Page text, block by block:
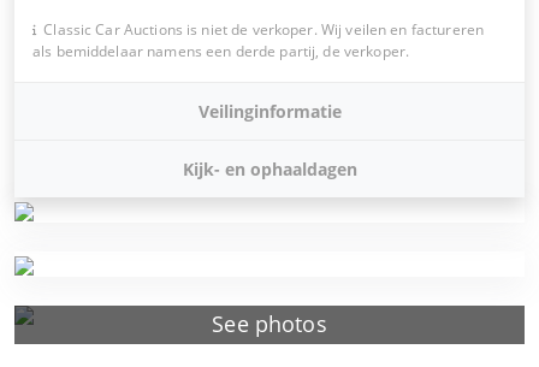
See photos
Classic Car Auctions is niet de verkoper. Wij veilen en factureren
als bemiddelaar namens een derde partij, de verkoper.
Veilinginformatie
Kijk- en ophaaldagen